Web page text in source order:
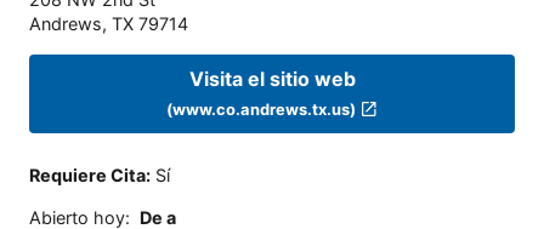
Andrews, TX 79714
Visita el sitio web
(www.co.andrews.tx.us)
Requiere Cita: Sí
Abierto hoy: De a